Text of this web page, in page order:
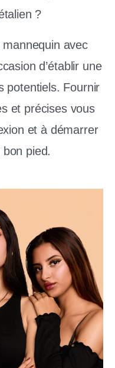
?
avec
d’établir une
potentiels. Fournir
et précises vous
et à démarrer
pied.